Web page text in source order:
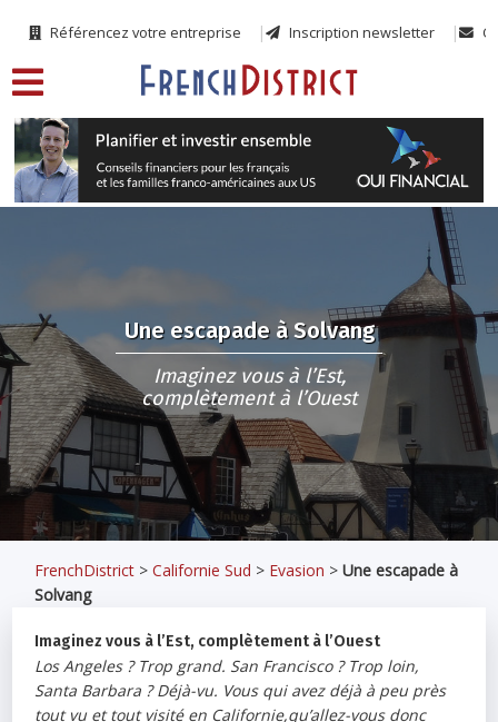
Référencez votre entreprise Inscription newsletter
Une escapade à Solvang
Imaginez vous à l’Est,
complètement à l’Ouest
FrenchDistrict >Californie Sud > Evasion >Une escapade à
Solvang
Imaginez vous à l’Est, complètement à l’Ouest
Los Angeles ? Trop grand. San Francisco ? Trop loin,
Santa Barbara ? Déjà-vu. Vous qui avez déjà à peu près
tout vu et tout visité en Californie,qu’allez-vous donc